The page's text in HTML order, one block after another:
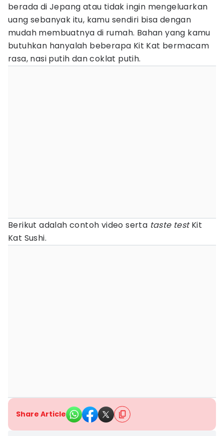
berada di Jepang atau tidak ingin mengeluarkan
uang sebanyak itu, kamu sendiri bisa dengan
mudah membuatnya di rumah. Bahan yang kamu
butuhkan hanyalah beberapa Kit Kat bermacam
rasa, nasi putih dan coklat putih.
Berikut adalah contoh video serta taste testKit
Kat Sushi.
Share Article